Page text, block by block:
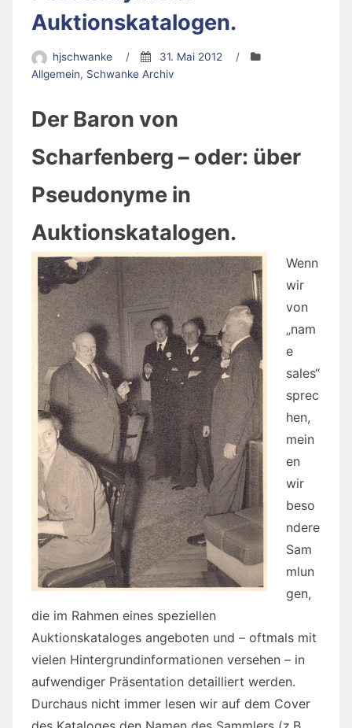
Auktionskatalogen.
hjschwanke / 31. Mai 2012
/
Allgemein, Schwanke Archiv
Der Baron von
Scharfenberg – oder: über
Pseudonyme in
Auktionskatalogen.
Wenn
wir
von
„nam
e
sales“
sprec
hen,
mein
en
wir
beso
ndere
Sam
mlun
gen,
die im Rahmen eines speziellen
Auktionskataloges angeboten und – oftmals mit
vielen Hintergrundinformationen versehen – in
aufwendiger Präsentation detailliert werden.
Durchaus nicht immer lesen wir auf dem Cover